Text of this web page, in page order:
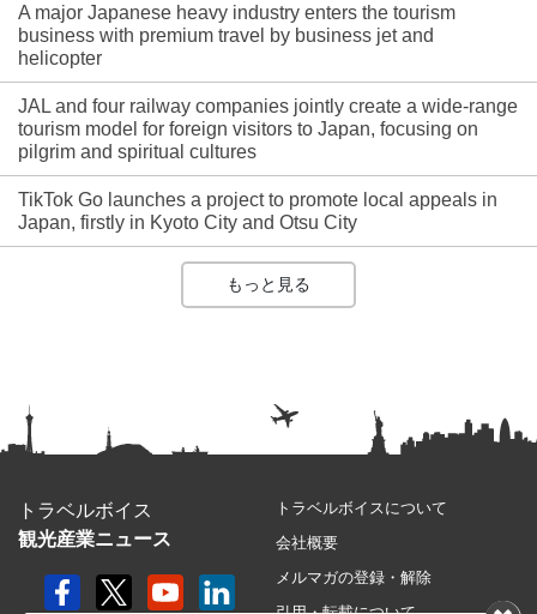
A major Japanese heavy industry enters the tourism
business with premium travel by business jet and
helicopter
JAL and four railway companies jointly create a wide-range
tourism model for foreign visitors to Japan, focusing on
pilgrim and spiritual cultures
TikTok Go launches a project to promote local appeals in
Japan, firstly in Kyoto City and Otsu City
もっと見る
トラベルボイス
観光産業ニュース
トラベルボイスについて
会社概要
メルマガの登録・解除